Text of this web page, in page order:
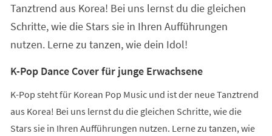
Tanztrend aus Korea! Bei uns lernst du die gleichen
Schritte, wie die Stars sie in Ihren Aufführungen
nutzen. Lerne zu tanzen, wie dein Idol!
K-Pop Dance Cover für junge Erwachsene
K-Pop steht für Korean Pop Music und ist der neue Tanztrend
aus Korea! Bei uns lernst du die gleichen Schritte, wie die
Stars sie in Ihren Aufführungen nutzen. Lerne zu tanzen, wie